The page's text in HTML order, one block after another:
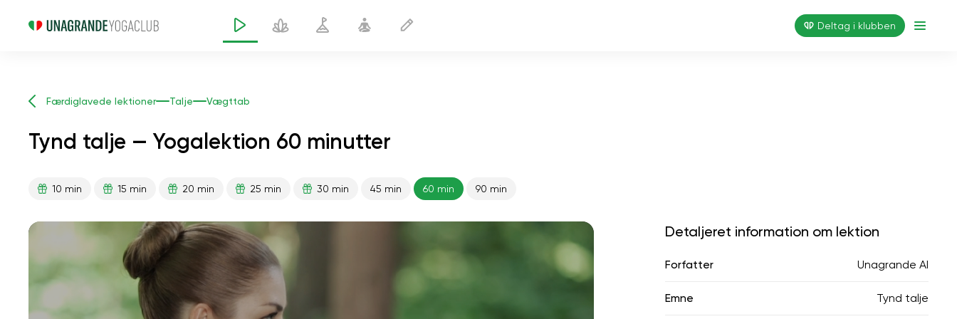
Deltag i klubben
Færdiglavede lektioner Talje Vægttab
Tynd talje — Yogalektion 60 minutter
10 min 15 min 20 min 25 min 30 min 45 min 60 min 90 min
Detaljeret information om lektion
Forfatter Unagrande AI
Emne Tynd talje